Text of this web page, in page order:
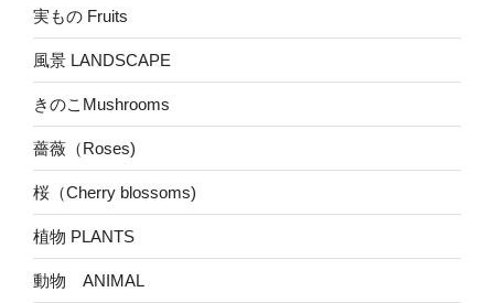
実もの Fruits
風景 LANDSCAPE
きのこMushrooms
薔薇（Roses)
桜（Cherry blossoms)
植物 PLANTS
動物 ANIMAL